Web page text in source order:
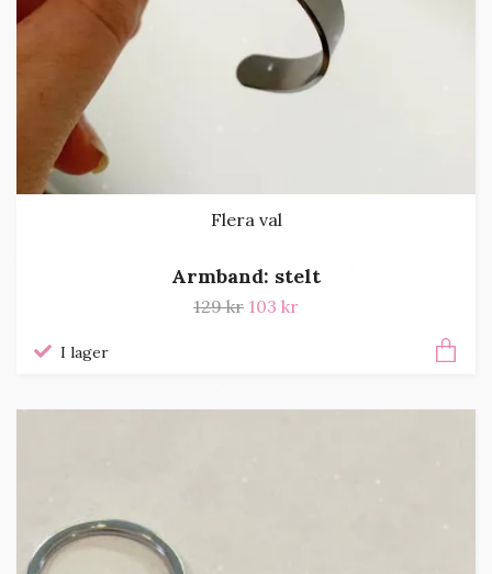
Flera val
Armband: stelt
129 kr 103 kr
I lager